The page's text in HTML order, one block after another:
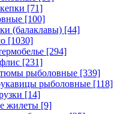
[71]
[100]
(балаклавы) [44]
[1030]
[294]
[231]
рыболовные [339]
рыболовные [118]
[14]
жилеты [9]